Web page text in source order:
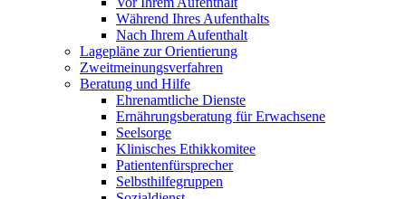
Während Ihres Aufenthalts
Nach Ihrem Aufenthalt
Lagepläne zur Orientierung
Zweitmeinungsverfahren
Beratung und Hilfe
Ehrenamtliche Dienste
Ernährungsberatung für Erwachsene
Seelsorge
Klinisches Ethikkomitee
Patientenfürsprecher
Selbsthilfegruppen